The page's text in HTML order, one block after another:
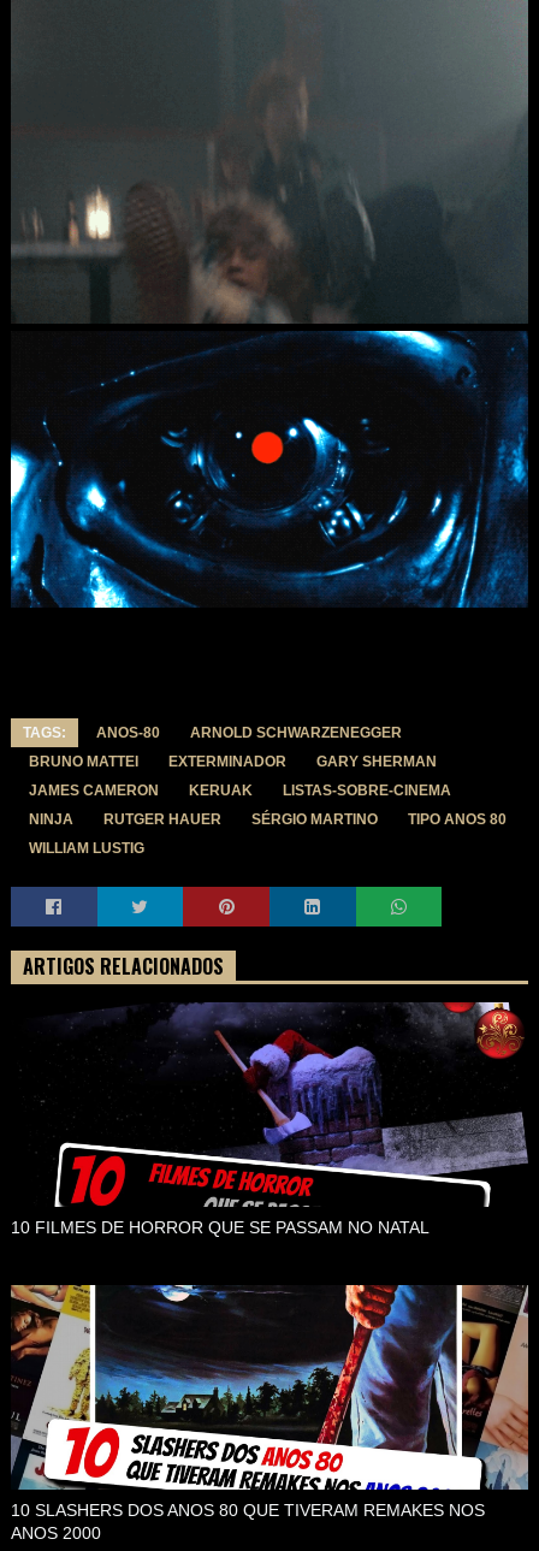
TAGS: ANOS-80
ARNOLD SCHWARZENEGGER
BRUNO MATTEI
EXTERMINADOR
GARY SHERMAN
JAMES CAMERON
KERUAK
LISTAS-SOBRE-CINEMA
NINJA
RUTGER HAUER SÉRGIO MARTINO
TIPO ANOS 80
WILLIAM LUSTIG
ARTIGOS RELACIONADOS
10 FILMES DE HORROR QUE SE PASSAM NO NATAL
10 SLASHERS DOS ANOS 80 QUE TIVERAM REMAKES NOS
ANOS 2000